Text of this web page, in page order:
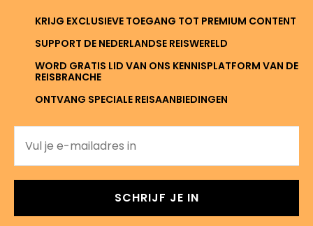
KRIJG EXCLUSIEVE TOEGANG TOT PREMIUM CONTENT
SUPPORT DE NEDERLANDSE REISWERELD
WORD GRATIS LID VAN ONS KENNISPLATFORM VAN DE
REISBRANCHE
ONTVANG SPECIALE REISAANBIEDINGEN
SCHRIJF JE IN